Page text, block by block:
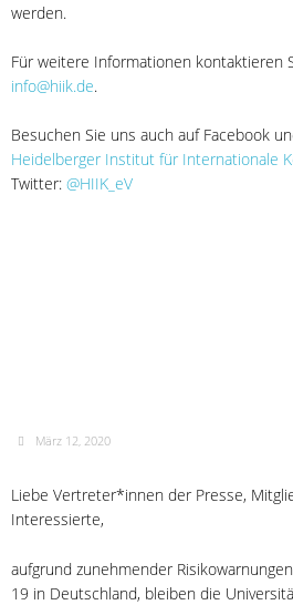
werden.
Für weitere Informationen kontaktieren
info@hiik.de.
Besuchen Sie uns auch auf Facebook
Heidelberger Institut für Internationale
Twitter: @HIIK_eV
März 12, 2020
Liebe Vertreter*innen der Presse,
Interessierte,
aufgrund zunehmender
19 in Deutschland, bleiben die